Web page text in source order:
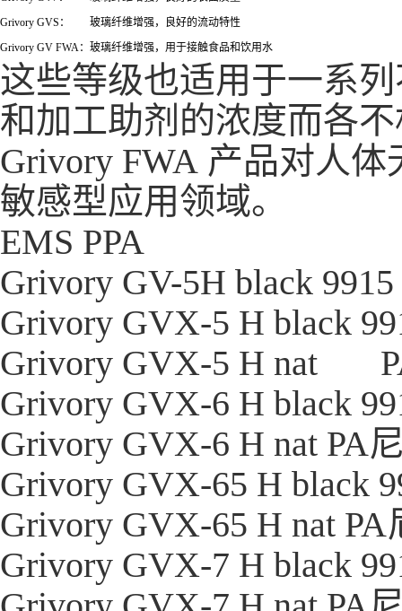
Grivory GVS：
玻璃纤维增强，良好的流动特性
Grivory GV FWA： 玻璃纤维增强，用于接触食品和饮用水
这些等级也适用于一系
和加工助剂的浓度而各
Grivory FWA 产品对人
敏感型应用领域。
EMS PPA
Grivory GV-5H black 9915
Grivory GVX-5 H black
Grivory GVX-5 H nat
Grivory GVX-6 H black
Grivory GVX-6 H nat PA
Grivory GVX-65 H black
Grivory GVX-65 H nat PA
Grivory GVX-7 H black